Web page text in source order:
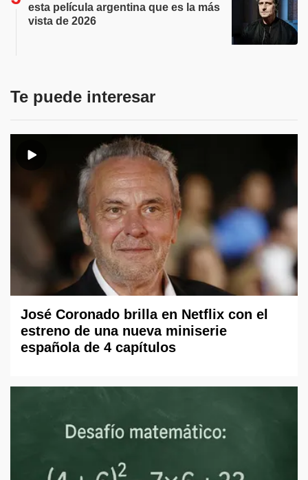
esta película argentina que es la más
vista de 2026
Te puede interesar
José Coronado brilla en Netflix con el
estreno de una nueva miniserie
española de 4 capítulos